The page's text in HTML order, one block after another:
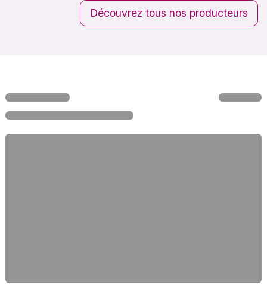
Découvrez tous nos producteurs